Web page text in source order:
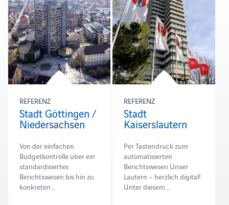
REFERENZ
Stadt Göttingen /
Niedersachsen
Von der einfachen
Budgetkontrolle über ein
standardisiertes
Berichtswesen bis hin zu
konkreten …
REFERENZ
Stadt
Kaiserslautern
Per Tastendruck zum
automatisierten
Berichtswesen Unser
Lautern – herzlich digital!
Unter diesem …